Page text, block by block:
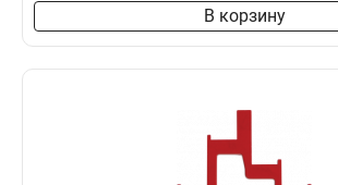
В корзину